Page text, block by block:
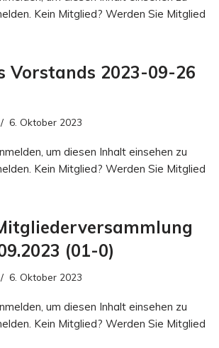
Kein Mitglied? Werden Sie Mitglied
Vorstands 2023-09-26
6. Oktober 2023
um diesen Inhalt einsehen zu
Kein Mitglied? Werden Sie Mitglied
(01-0)
6. Oktober 2023
um diesen Inhalt einsehen zu
Kein Mitglied? Werden Sie Mitglied